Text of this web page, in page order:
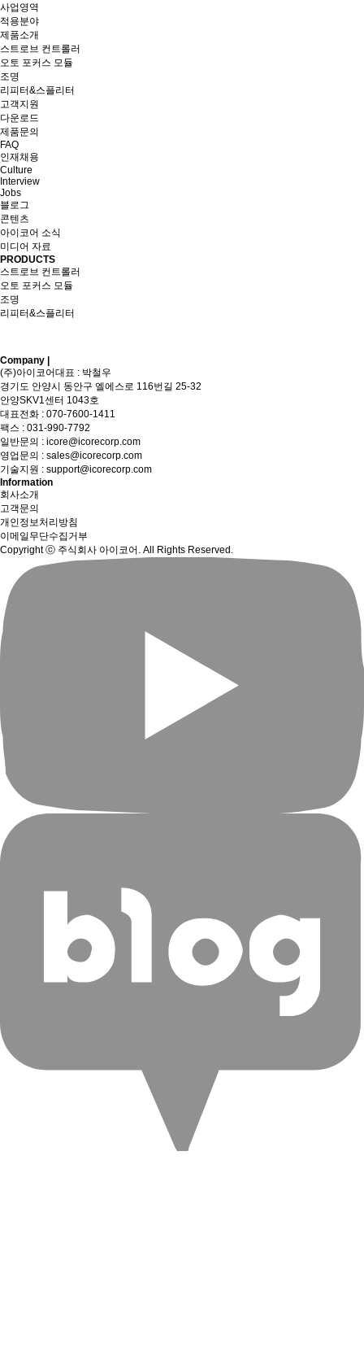
사업영역
적용분야
제품소개
스트로브 컨트롤러
오토 포커스 모듈
조명
리피터&스플리터
고객지원
다운로드
제품문의
FAQ
인재채용
Culture
Interview
Jobs
블로그
콘텐츠
아이코어 소식
미디어 자료
PRODUCTS
스트로브 컨트롤러
오토 포커스 모듈
조명
리피터&스플리터
Company |
(주)아이코어대표 : 박철우
경기도 안양시 동안구 엘에스로 116번길 25-32
안양SKV1센터 1043호
대표전화 : 070-7600-1411
팩스 : 031-990-7792
일반문의 : icore@icorecorp.com
영업문의 : sales@icorecorp.com
기술지원 : support@icorecorp.com
Information
회사소개
고객문의
개인정보처리방침
이메일무단수집거부
Copyright ⓒ 주식회사 아이코어. All Rights Reserved.